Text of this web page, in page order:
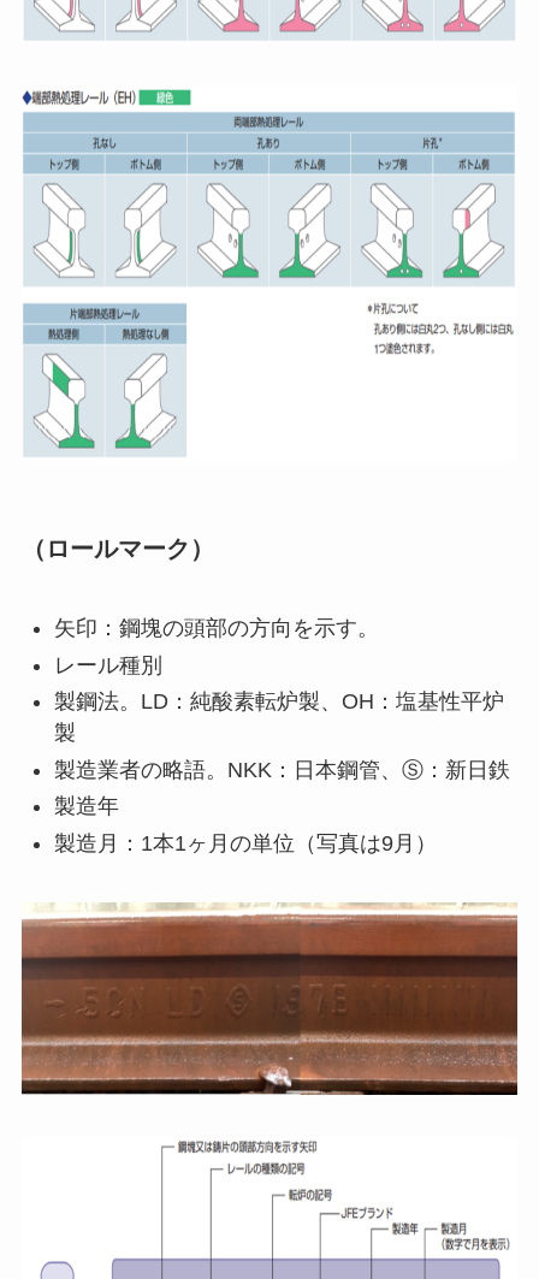
（ロールマーク）
矢印：鋼塊の頭部の方向を示す。
レール種別
製鋼法。LD：純酸素転炉製、OH：塩基性平炉
製
製造業者の略語。NKK：日本鋼管、Ⓢ：新日鉄
製造年
製造月：1本1ヶ月の単位（写真は9月）